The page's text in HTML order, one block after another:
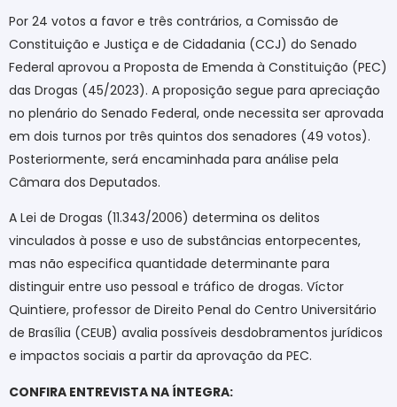
Por 24 votos a favor e três contrários, a Comissão de
Constituição e Justiça e de Cidadania (CCJ) do Senado
Federal aprovou a Proposta de Emenda à Constituição (PEC)
das Drogas (45/2023). A proposição segue para apreciação
no plenário do Senado Federal, onde necessita ser aprovada
em dois turnos por três quintos dos senadores (49 votos).
Posteriormente, será encaminhada para análise pela
Câmara dos Deputados.
A Lei de Drogas (11.343/2006) determina os delitos
vinculados à posse e uso de substâncias entorpecentes,
mas não especifica quantidade determinante para
distinguir entre uso pessoal e tráfico de drogas. Víctor
Quintiere, professor de Direito Penal do Centro Universitário
de Brasília (CEUB) avalia possíveis desdobramentos jurídicos
e impactos sociais a partir da aprovação da PEC.
CONFIRA ENTREVISTA NA ÍNTEGRA: